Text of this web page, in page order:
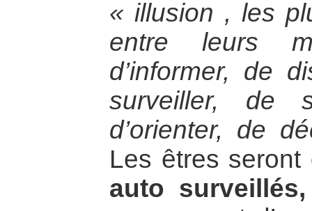
« illusion , les
entre leurs
d’informer, de
surveiller, de
d’orienter, de
Les êtres seront
auto